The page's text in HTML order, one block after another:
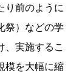
り前のように
祭）などの学
、実施するこ
模を大幅に縮